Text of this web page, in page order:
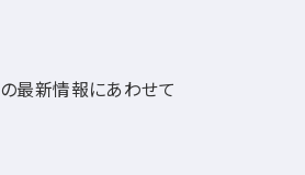
最新情報にあわせて